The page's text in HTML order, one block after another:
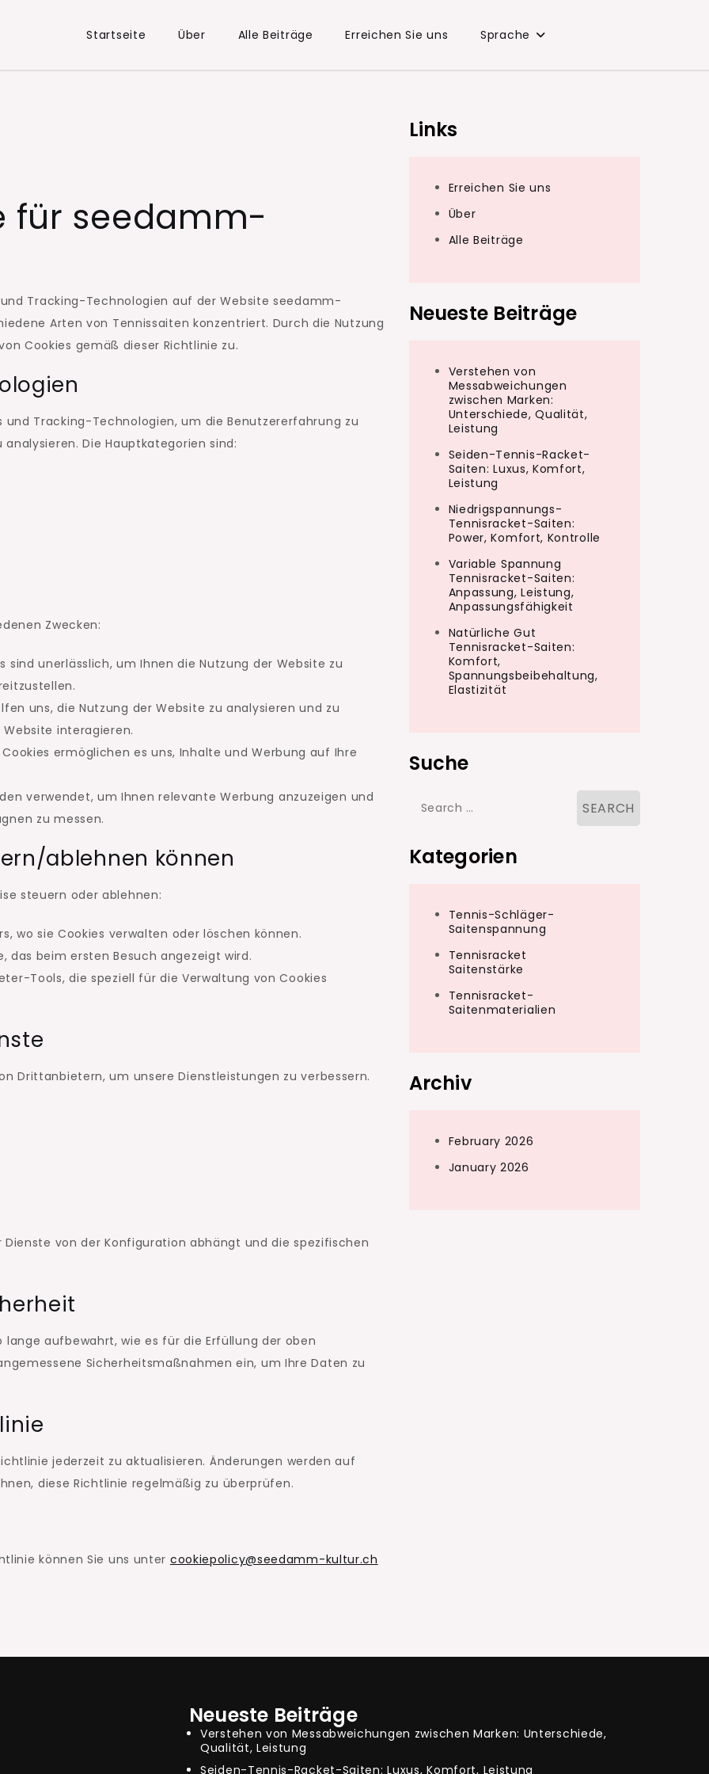
Startseite Über Alle Beiträge Erreichen Sie uns Sprache
für seedamm-
Tracking-Technologien auf der Website seedamm-
Arten von Tennissaiten konzentriert. Durch die Nutzung
Cookies gemäß dieser Richtlinie zu.
Tracking-Technologien, um die Benutzererfahrung zu
Die Hauptkategorien sind:
Zwecken:
sind unerlässlich, um Ihnen die Nutzung der Website zu
uns, die Nutzung der Website zu analysieren und zu
interagieren.
ermöglichen es uns, Inhalte und Werbung auf Ihre
verwendet, um Ihnen relevante Werbung anzuzeigen und
zu messen.
ablehnen können
steuern oder ablehnen:
wo sie Cookies verwalten oder löschen können.
das beim ersten Besuch angezeigt wird.
Tools, die speziell für die Verwaltung von Cookies
Drittanbietern, um unsere Dienstleistungen zu verbessern.
von der Konfiguration abhängt und die spezifischen
aufbewahrt, wie es für die Erfüllung der oben
Sicherheitsmaßnahmen ein, um Ihre Daten zu
jederzeit zu aktualisieren. Änderungen werden auf
diese Richtlinie regelmäßig zu überprüfen.
können Sie uns unter cookiepolicy@seedamm-kultur.ch
Links
Erreichen Sie uns
Über
Alle Beiträge
Neueste Beiträge
Verstehen von
Messabweichungen
zwischen Marken:
Unterschiede, Qualität,
Leistung
Seiden-Tennis-Racket-
Saiten: Luxus, Komfort,
Leistung
Niedrigspannungs-
Tennisracket-Saiten:
Power, Komfort, Kontrolle
Variable Spannung
Tennisracket-Saiten:
Anpassung, Leistung,
Anpassungsfähigkeit
Natürliche Gut
Tennisracket-Saiten:
Komfort,
Spannungsbeibehaltung,
Elastizität
Suche
Search
Kategorien
Tennis-Schläger-
Saitenspannung
Tennisracket
Saitenstärke
Tennisracket-
Saitenmaterialien
Archiv
February 2026
January 2026
Neueste Beiträge
Verstehen von Messabweichungen zwischen Marken: Unterschiede,
Qualität, Leistung
Seiden-Tennis-Racket-Saiten: Luxus, Komfort, Leistung